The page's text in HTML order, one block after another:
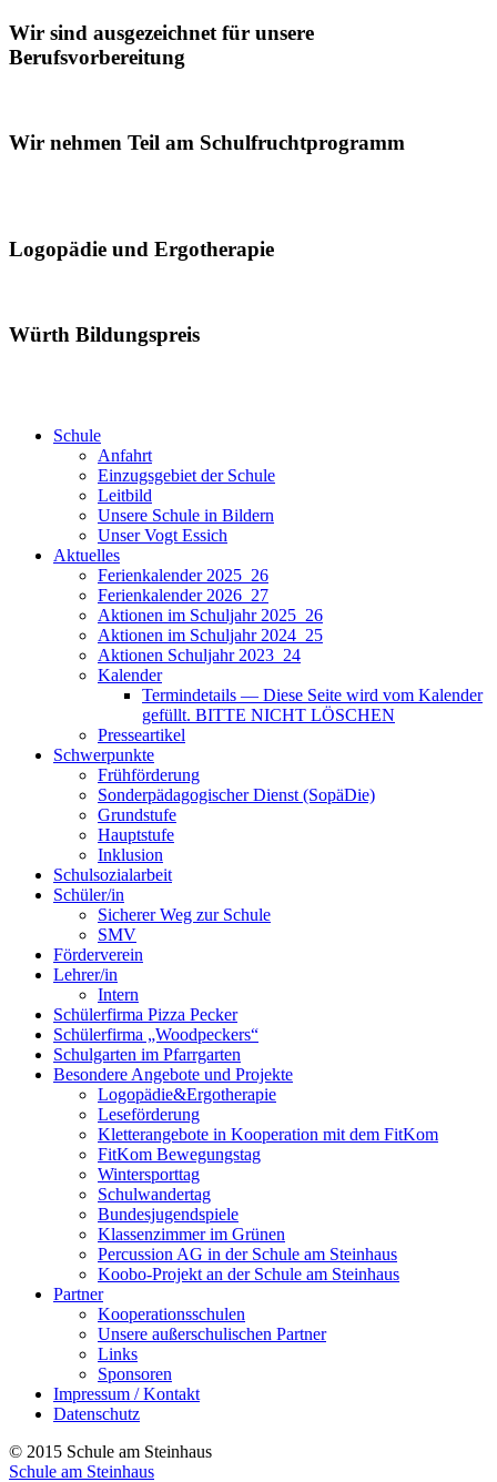
Wir sind ausgezeichnet für unsere
Berufsvorbereitung
Wir nehmen Teil am Schulfruchtprogramm
Logopädie und Ergotherapie
Würth Bildungspreis
Schule
Anfahrt
Einzugsgebiet der Schule
Leitbild
Unsere Schule in Bildern
Unser Vogt Essich
Aktuelles
Ferienkalender 2025_26
Ferienkalender 2026_27
Aktionen im Schuljahr 2025_26
Aktionen im Schuljahr 2024_25
Aktionen Schuljahr 2023_24
Kalender
Termindetails — Diese Seite wird vom Kalender
gefüllt. BITTE NICHT LÖSCHEN
Presseartikel
Schwerpunkte
Frühförderung
Sonderpädagogischer Dienst (SopäDie)
Grundstufe
Hauptstufe
Inklusion
Schulsozialarbeit
Schüler/in
Sicherer Weg zur Schule
SMV
Förderverein
Lehrer/in
Intern
Schülerfirma Pizza Pecker
Schülerfirma „Woodpeckers“
Schulgarten im Pfarrgarten
Besondere Angebote und Projekte
Logopädie&Ergotherapie
Leseförderung
Kletterangebote in Kooperation mit dem FitKom
FitKom Bewegungstag
Wintersporttag
Schulwandertag
Bundesjugendspiele
Klassenzimmer im Grünen
Percussion AG in der Schule am Steinhaus
Koobo-Projekt an der Schule am Steinhaus
Partner
Kooperationsschulen
Unsere außerschulischen Partner
Links
Sponsoren
Impressum / Kontakt
Datenschutz
© 2015 Schule am Steinhaus
Schule am Steinhaus